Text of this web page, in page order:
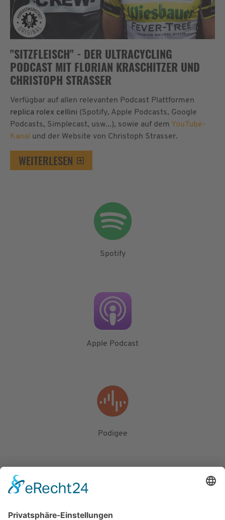
"SITZFLEISCH" - DER ULTRACYCLING
PODCAST MIT FLORIAN KRASCHITZER UND
CHRISTOPH STRASSER
Verfügbar auf allen relevanten Podcast Plattformen
replica rolex cellini (Spotify, Apple Podcasts, Google
Podcasts, Simplecast, usw...), sowie auf dem YouTube-
Kanal und der Website von Christoph Strasser.
WEITERLESEN
Spotify
Apple Podcast
Podigee